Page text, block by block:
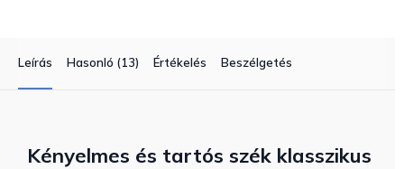
Leírás Hasonló (13) Értékelés Beszélgetés
Kényelmes és tartós szék klasszikus